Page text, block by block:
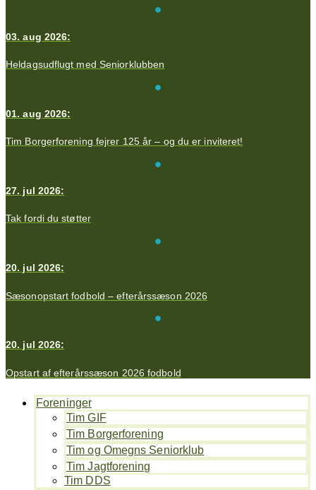
03. aug 2026:
Heldagsudflugt med Seniorklubben
01. aug 2026:
Tim Borgerforening fejrer 125 år – og du er inviteret!
27. jul 2026:
Tak fordi du støtter
20. jul 2026:
Sæsonopstart fodbold – efterårssæson 2026
20. jul 2026:
Opstart af efterårssæson 2026 fodbold
Foreninger
Tim GIF
Tim Borgerforening
Tim og Omegns Seniorklub
Tim Jagtforening
Tim DDS